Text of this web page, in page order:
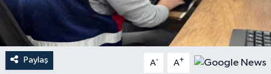
Paylaş A- A+
KSÜ
DÜNYA
ROPORTAJ